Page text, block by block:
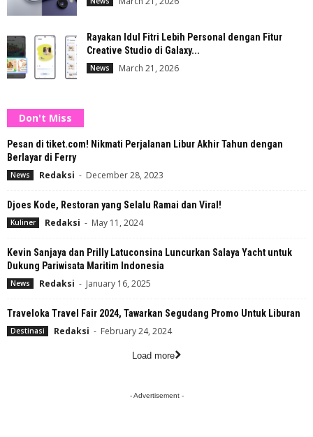
Rayakan Idul Fitri Lebih Personal dengan Fitur
Creative Studio di Galaxy...
News March 21, 2026
Don't Miss
Pesan di tiket.com! Nikmati Perjalanan Libur Akhir Tahun dengan
Berlayar di Ferry
News Redaksi - December 28, 2023
Djoes Kode, Restoran yang Selalu Ramai dan Viral!
Kuliner Redaksi - May 11, 2024
Kevin Sanjaya dan Prilly Latuconsina Luncurkan Salaya Yacht untuk
Dukung Pariwisata Maritim Indonesia
News Redaksi - January 16, 2025
Traveloka Travel Fair 2024, Tawarkan Segudang Promo Untuk Liburan
Destinasi Redaksi - February 24, 2024
Load more
- Advertisement -